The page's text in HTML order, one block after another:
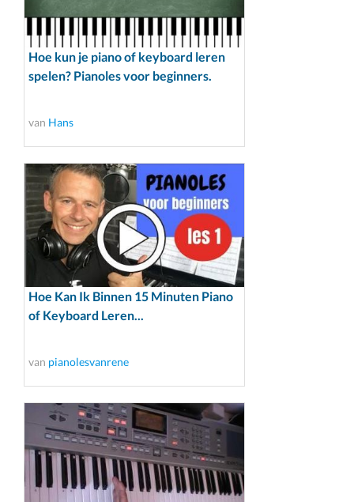
Hoe kun je piano of keyboard leren
spelen? Pianoles voor beginners.
van Hans
Hoe Kan Ik Binnen 15 Minuten Piano
of Keyboard Leren...
van pianolesvanrene